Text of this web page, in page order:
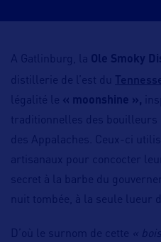
A Gatlinburg, la Ole Smoky
distillerie de l’est du
légalité le « moonshine »,
traditionnelles des
des Appalaches. Ceux-ci
artisanaux pour concocter
secret à la barbe du
nuit tombée, à la seule lueur
D’où le surnom de cette «